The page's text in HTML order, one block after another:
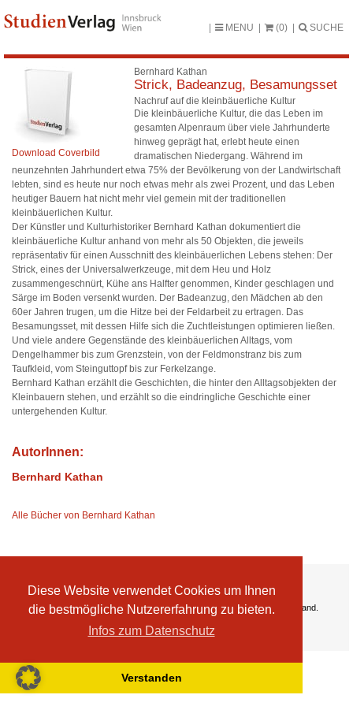
Diese Website verwendet Cookies um Ihnen
die bestmögliche Nutzererfahrung zu bieten.
Infos zum Datenschutz
Verstanden
MENU (0) SUCHE
Download Coverbild
Bernhard Kathan
Strick, Badeanzug, Besamungsset
Nachruf auf die kleinbäuerliche Kultur
Die kleinbäuerliche Kultur, die das Leben im
gesamten Alpenraum über viele Jahrhunderte
hinweg geprägt hat, erlebt heute einen
dramatischen Niedergang. Während im
neunzehnten Jahrhundert etwa 75% der Bevölkerung von der Landwirtschaft
lebten, sind es heute nur noch etwas mehr als zwei Prozent, und das Leben
heutiger Bauern hat nicht mehr viel gemein mit der traditionellen
kleinbäuerlichen Kultur.
Der Künstler und Kulturhistoriker Bernhard Kathan dokumentiert die
kleinbäuerliche Kultur anhand von mehr als 50 Objekten, die jeweils
repräsentativ für einen Ausschnitt des kleinbäuerlichen Lebens stehen: Der
Strick, eines der Universalwerkzeuge, mit dem Heu und Holz
zusammengeschnürt, Kühe ans Halfter genommen, Kinder geschlagen und
Särge im Boden versenkt wurden. Der Badeanzug, den Mädchen ab den
60er Jahren trugen, um die Hitze bei der Feldarbeit zu ertragen. Das
Besamungsset, mit dessen Hilfe sich die Zuchtleistungen optimieren ließen.
Und viele andere Gegenstände des kleinbäuerlichen Alltags, vom
Dengelhammer bis zum Grenzstein, von der Feldmonstranz bis zum
Taufkleid, vom Steinguttopf bis zur Ferkelzange.
Bernhard Kathan erzählt die Geschichten, die hinter den Alltagsobjekten der
Kleinbauern stehen, und erzählt so die eindringliche Geschichte einer
untergehenden Kultur.
AutorInnen:
Bernhard Kathan
Alle Bücher von Bernhard Kathan
Versandkosten
Wir liefern kostenlos ab EUR 50,- Bestellwert nach Österreich und Deutschland.
Wir akzeptieren Kreditkarte, PayPal, Sofortüberweisung